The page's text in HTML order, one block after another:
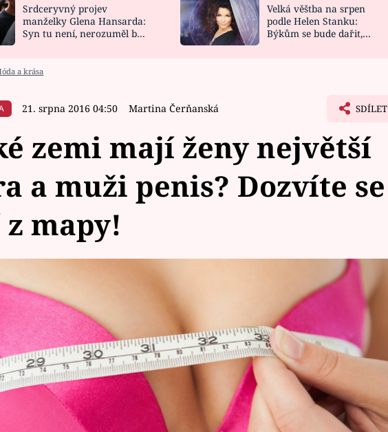
CELEBRITY
VAŘENÍ
NOVINKY
VIDEORECEPTY
Srdceryvný projev
manželky Glena Hansarda:
Syn tu není, nerozuměl by
Velká věštba na srpen
podle Helen Stanku:
Býkům se bude dařit,
a krása
21. srpna 2016 04:50 Martina Čerňanská SDÍLET
zemi mají ženy největší
a muži penis? Dozvíte se
mapy!